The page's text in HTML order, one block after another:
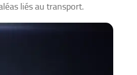
liés au transport.